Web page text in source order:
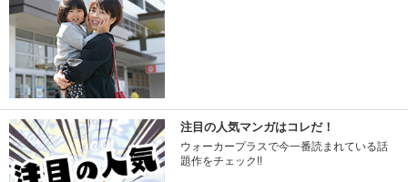
注目の人気マンガはコレだ！
ウォーカープラスで今一番読まれている話
題作をチェック!!